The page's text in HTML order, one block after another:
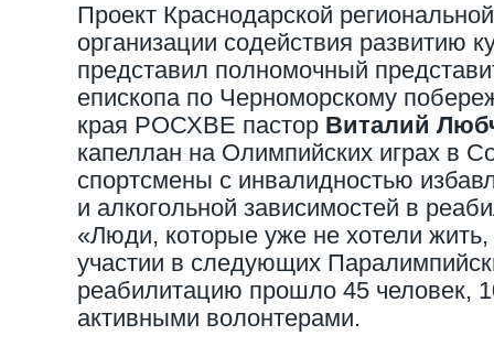
Проект Краснодарской
организации содействия развитию
представил полномочный
епископа по Черноморскому
края РОСХВЕ пастор Виталий
капеллан на Олимпийских играх в
спортсмены с инвалидностью
и алкогольной зависимостей в
«Люди, которые уже не хотели
участии в следующих
реабилитацию прошло 45 человек,
активными волонтерами.